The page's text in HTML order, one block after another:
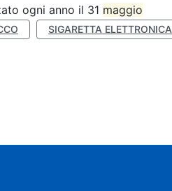
ogni anno il 31 maggio
SIGARETTA ELETTRONICA